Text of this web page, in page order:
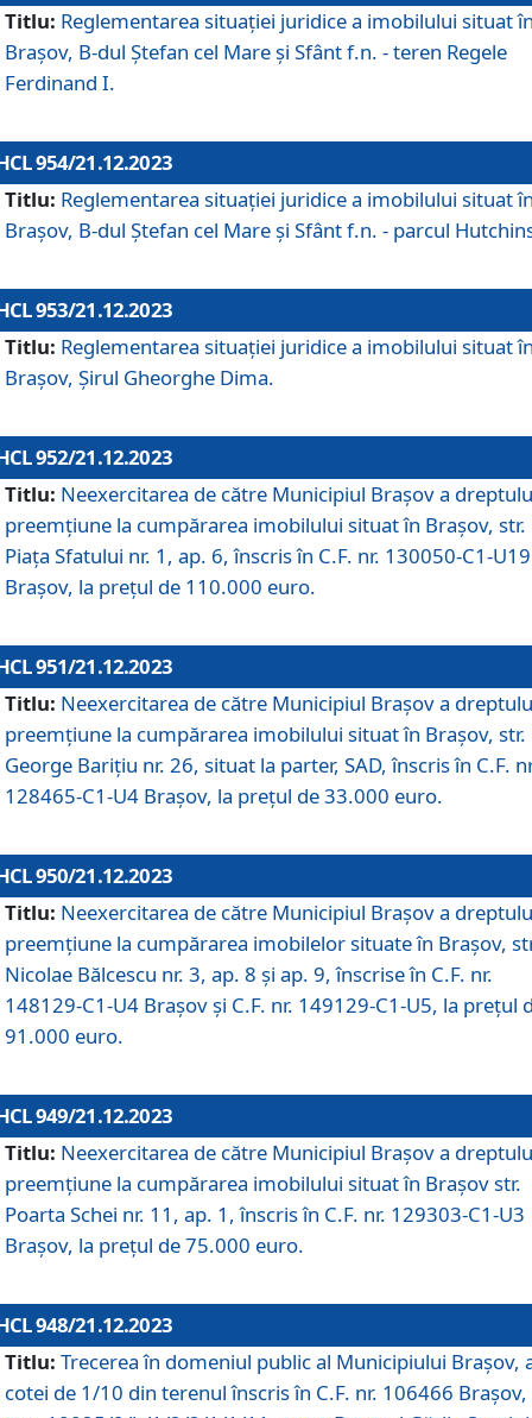
Titlu: Reglementarea situației juridice a imobilului situat
Brașov, B-dul Ștefan cel Mare și Sfânt f.n. - teren Regele
Ferdinand I.
954/21.12.2023
Titlu: Reglementarea situației juridice a imobilului situat
Brașov, B-dul Ștefan cel Mare și Sfânt f.n. - parcul
953/21.12.2023
Titlu: Reglementarea situației juridice a imobilului situat
Brașov, Șirul Gheorghe Dima.
952/21.12.2023
Titlu: Neexercitarea de către Municipiul Brașov a
preemțiune la cumpărarea imobilului situat în Brașov, str.
Piața Sfatului nr. 1, ap. 6, înscris în C.F. nr. 130050-C1-U19
Brașov, la prețul de 110.000 euro.
951/21.12.2023
Titlu: Neexercitarea de către Municipiul Brașov a
preemțiune la cumpărarea imobilului situat în Brașov, str.
George Barițiu nr. 26, situat la parter, SAD, înscris în C.F.
128465-C1-U4 Brașov, la prețul de 33.000 euro.
950/21.12.2023
Titlu: Neexercitarea de către Municipiul Brașov a
preemțiune la cumpărarea imobilelor situate în Brașov,
Nicolae Bălcescu nr. 3, ap. 8 și ap. 9, înscrise în C.F. nr.
148129-C1-U4 Brașov și C.F. nr. 149129-C1-U5, la prețul
91.000 euro.
949/21.12.2023
Titlu: Neexercitarea de către Municipiul Brașov a
preemțiune la cumpărarea imobilului situat în Brașov str.
Poarta Schei nr. 11, ap. 1, înscris în C.F. nr. 129303-C1-U3
Brașov, la prețul de 75.000 euro.
948/21.12.2023
Titlu: Trecerea în domeniul public al Municipiului Braşov,
cotei de 1/10 din terenul înscris în C.F. nr. 106466 Brașov,